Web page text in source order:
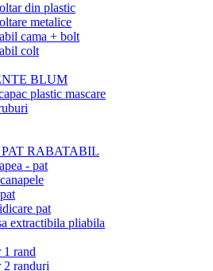
din plastic
metalice
cama + bolt
colt
BLUM
plastic mascare
RABATABIL
- pat
pat
extractibila pliabila
1 rand
2 randuri